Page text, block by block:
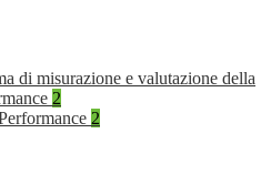
di misurazione e valutazione della
2
2